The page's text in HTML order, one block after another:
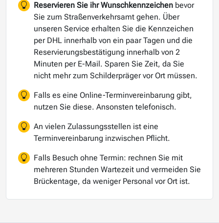
Reservieren Sie ihr Wunschkennzeichen bevor
Sie zum Straßenverkehrsamt gehen. Über
unseren Service erhalten Sie die Kennzeichen
per DHL innerhalb von ein paar Tagen und die
Reservierungsbestätigung innerhalb von 2
Minuten per E-Mail. Sparen Sie Zeit, da Sie
nicht mehr zum Schilderpräger vor Ort müssen.
Falls es eine Online-Terminvereinbarung gibt,
nutzen Sie diese. Ansonsten telefonisch.
An vielen Zulassungsstellen ist eine
Terminvereinbarung inzwischen Pflicht.
Falls Besuch ohne Termin: rechnen Sie mit
mehreren Stunden Wartezeit und vermeiden Sie
Brückentage, da weniger Personal vor Ort ist.